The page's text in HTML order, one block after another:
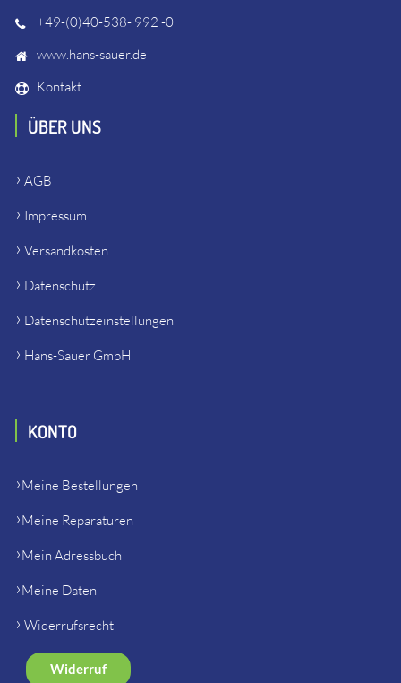
+49-(0)40-538- 992 -0
www.hans-sauer.de
Kontakt
ÜBER UNS
AGB
Impressum
Versandkosten
Datenschutz
Datenschutzeinstellungen
Hans-Sauer GmbH
KONTO
Meine Bestellungen
Meine Reparaturen
Mein Adressbuch
Meine Daten
Widerrufsrecht
Widerruf